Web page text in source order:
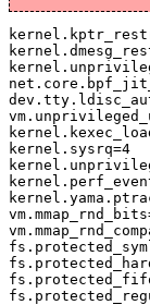
kernel.sysrq=4